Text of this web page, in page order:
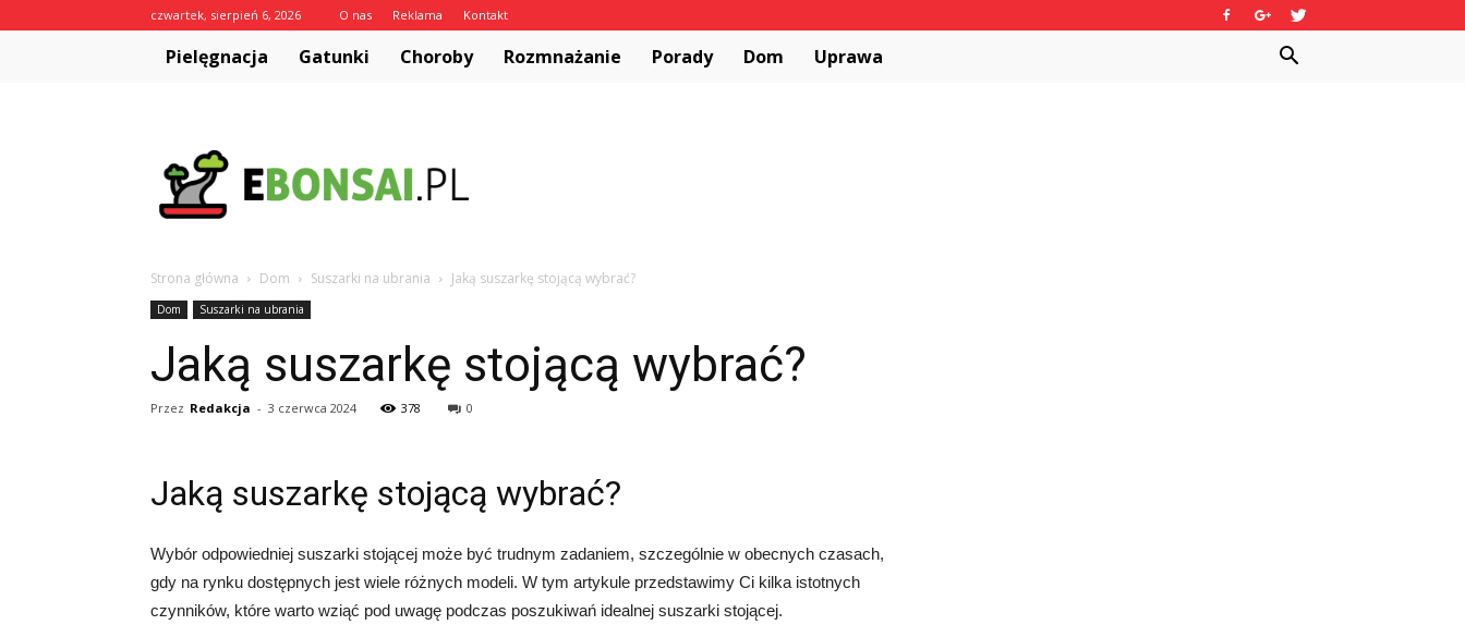
czwartek, sierpień 6, 2026 O nas Reklama Kontakt
Pielęgnacja Gatunki Choroby Rozmnażanie Porady Dom Uprawa
Strona główna Dom Suszarki na ubrania Jaką suszarkę stojącą wybrać?
Dom Suszarki na ubrania
Jaką suszarkę stojącą wybrać?
Przez Redakcja - 3 czerwca 2024 378 0
Jaką suszarkę stojącą wybrać?
Wybór odpowiedniej suszarki stojącej może być trudnym zadaniem, szczególnie w obecnych czasach,
gdy na rynku dostępnych jest wiele różnych modeli. W tym artykule przedstawimy Ci kilka istotnych
czynników, które warto wziąć pod uwagę podczas poszukiwań idealnej suszarki stojącej.